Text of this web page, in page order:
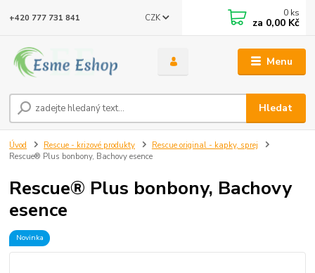
Menu
CZK
Hledat
+420 777 731 841 0 ks
za 0,00 Kč
Úvod Rescue - krizové produkty
Rescue original - kapky, sprej
Rescue® Plus bonbony, Bachovy esence
Rescue® Plus bonbony, Bachovy
esence
Novinka